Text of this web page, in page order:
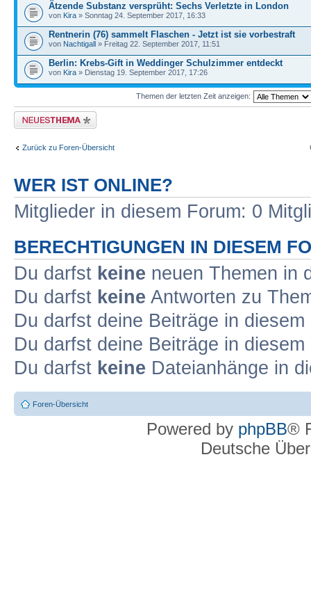
Ätzende Substanz versprüht: Sechs Verletzte in London
von Kira » Sonntag 24. September 2017, 16:33
Rentnerin (76) sammelt Flaschen - Jetzt ist sie vorbestraft
von Nachtigall » Freitag 22. September 2017, 11:51
Berlin: Krebs-Gift in Weddinger Schulzimmer entdeckt
von Kira » Dienstag 19. September 2017, 17:26
Themen der letzten Zeit anzeigen:
Neues Thema erstellen
Zurück zu Foren-Übersicht
WER IST ONLINE?
Mitglieder in diesem Forum: 0
BERECHTIGUNGEN IN DIESEM
Du darfst keine neuen Themen in
Du darfst keine Antworten zu
Du darfst deine Beiträge in
Du darfst deine Beiträge in
Du darfst keine Dateianhänge in
Foren-Übersicht
Powered by phpBB®
Deutsche